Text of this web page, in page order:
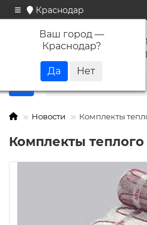
Краснодар
Ваш город —
Краснодар?
+7
Новости Комплекты
Комплекты теплого